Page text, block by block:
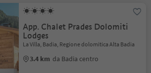
App. Chalet Prades Dolomiti
Lodges
La Villa, Badia, Regione dolomitica Alta Badia
3.4 km da Badia centro